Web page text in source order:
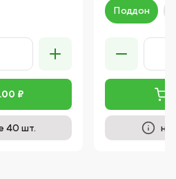
₽
40 шт.
Поддон
на